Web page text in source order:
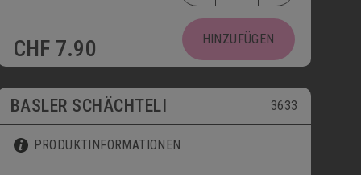
CHF 7.90 HINZUFÜGEN
BASLER SCHÄCHTELI 3633
PRODUKTINFORMATIONEN